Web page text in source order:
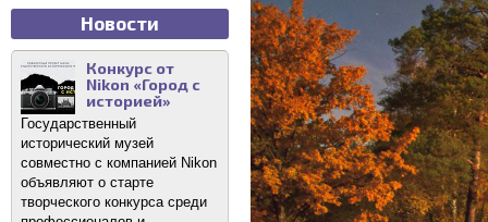
Новости
Конкурс от
Nikon «Город с
историей»
Государственный
исторический музей
совместно с компанией Nikon
объявляют о старте
творческого конкурса среди